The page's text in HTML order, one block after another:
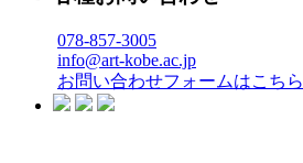
078-857-3005
info@art-kobe.ac.jp
お問い合わせフォームはこちら